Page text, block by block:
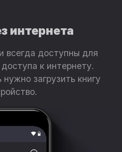
интернета
всегда доступны для
к интернету.
загрузить книгу